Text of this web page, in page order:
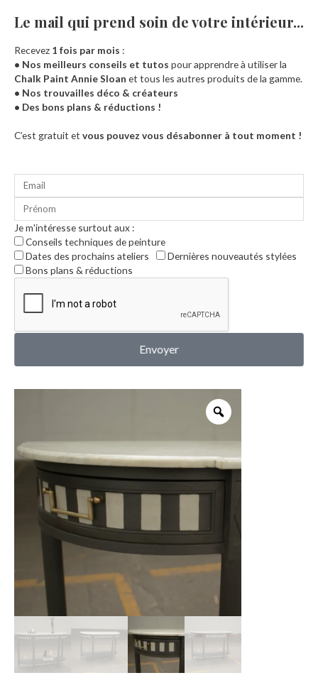
Accueil
Le mail qui prend soin de votre intérieur...​
Recevez 1 fois par mois :
• Nos meilleurs conseils et tutos pour apprendre à utiliser la
Chalk Paint Annie Sloan et tous les autres produits de la gamme.
• Nos trouvailles déco & créateurs
• Des bons plans & réductions !
C’est gratuit et vous pouvez vous désabonner à tout moment !
Je m'intéresse surtout aux :
Conseils techniques de peinture
Dates des prochains ateliers
Dernières nouveautés stylées
Bons plans & réductions
Envoyer